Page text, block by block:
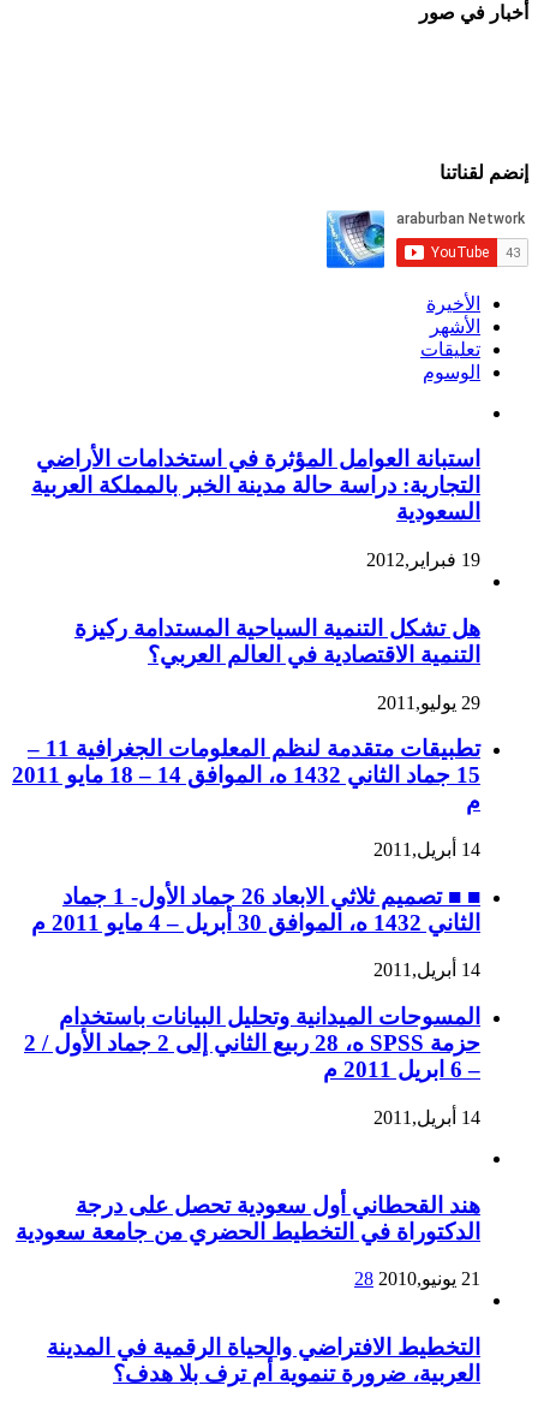
أخبار في صور
إنضم لقناتنا
الأخيرة
الأشهر
تعليقات
الوسوم
استبانة العوامل المؤثرة في استخدامات الأراضي
التجارية: دراسة حالة مدينة الخبر بالمملكة العربية
السعودية
19 فبراير,2012
هل تشكل التنمية السياحية المستدامة ركيزة
التنمية الاقتصادية في العالم العربي؟
29 يوليو,2011
تطبيقات متقدمة لنظم المعلومات الجغرافية 11 –
15 جماد الثاني 1432 ه، الموافق 14 – 18 مايو 2011
م
14 أبريل,2011
■ ■ تصميم ثلاثي الابعاد 26 جماد الأول- 1 جماد
الثاني 1432 ه، الموافق 30 أبريل – 4 مايو 2011 م
14 أبريل,2011
المسوحات الميدانية وتحليل البيانات باستخدام
حزمة SPSS ه، 28 ربيع الثاني إلى 2 جماد الأول / 2
– 6 ابريل 2011 م
14 أبريل,2011
هند القحطاني أول سعودية تحصل على درجة
الدكتوراة في التخطيط الحضري من جامعة سعودية
21 يونيو,2010 28
التخطيط الافتراضي والحياة الرقمية في المدينة
العربية، ضرورة تنموية أم ترف بلا هدف؟